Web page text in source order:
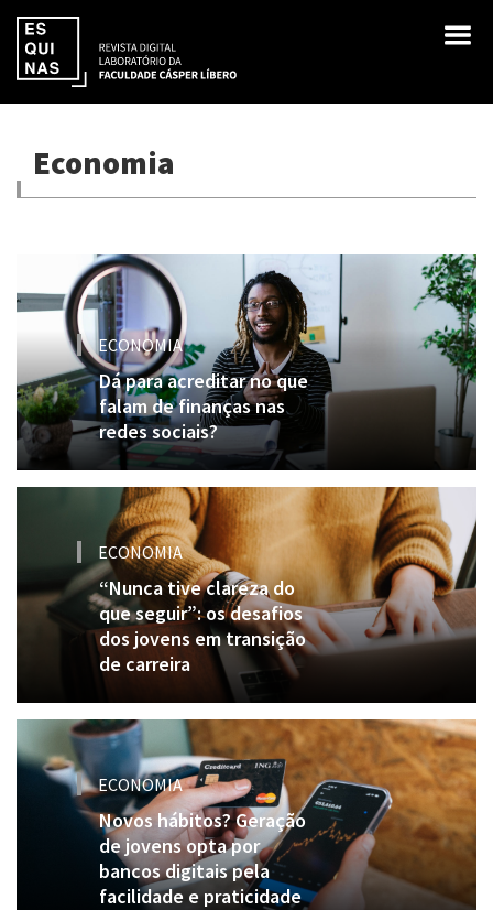
Economia
ECONOMIA
Dá para acreditar no que
falam de finanças nas
redes sociais?
ECONOMIA
“Nunca tive clareza do
que seguir”: os desafios
dos jovens em transição
de carreira
ECONOMIA
Novos hábitos? Geração
de jovens opta por
bancos digitais pela
facilidade e praticidade